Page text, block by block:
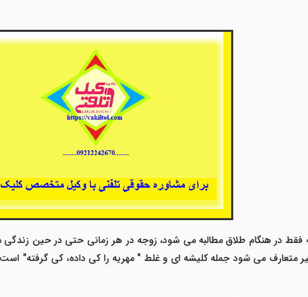
فقط در هنگام طلاق مطالبه می شود، زوجه در هر زمانی حتی در حین
متعارف می شود جمله کلیشه ای و غلط " مهریه را کی داده، کی گرفته"